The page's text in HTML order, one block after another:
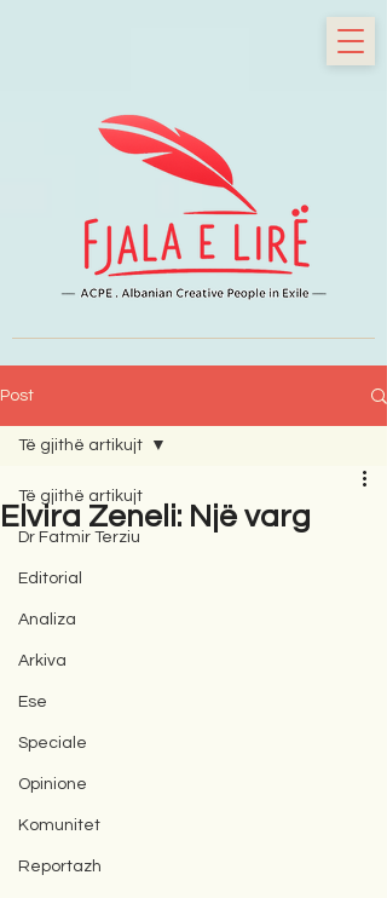
Post
Të gjithë artikujt
Dr Fatmir Terziu
Editorial
Analiza
Arkiva
Ese
Speciale
Opinione
Komunitet
Reportazh
Të gjithë artikujt
Elvira Zeneli: Një varg